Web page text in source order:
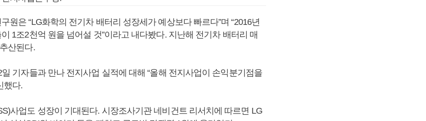
원은 “LG화학의 전기차 배터리 성장세가 예상보다 빠르다”며 “2016년
1조2천억 원을 넘어설 것”이라고 내다봤다. 지난해 전기차 배터리 매
산된다.
기자들과 만나 전지사업 실적에 대해 “올해 전지사업이 손익분기점을
했다.
사업도 성장이 기대된다. 시장조사기관 네비건트 리서치에 따르면 LG